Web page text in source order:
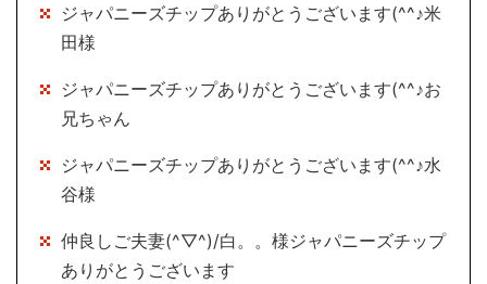
ジャパニーズチップありがとうございます(^^♪米
田様
ジャパニーズチップありがとうございます(^^♪お
兄ちゃん
ジャパニーズチップありがとうございます(^^♪水
谷様
仲良しご夫妻(^▽^)/白。。様ジャパニーズチップ
ありがとうございます